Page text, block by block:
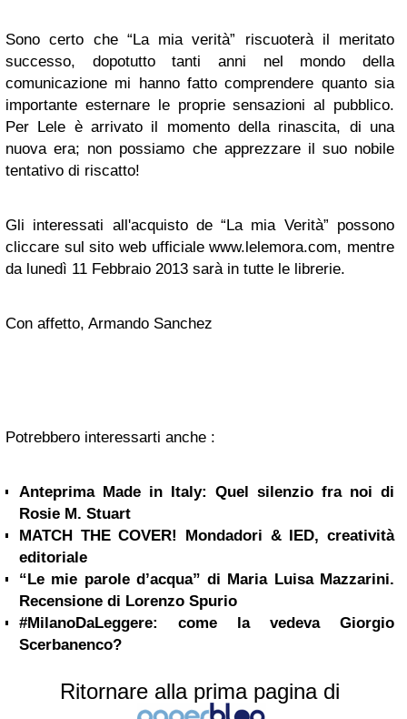
Sono certo che “La mia verità” riscuoterà il meritato
successo, dopotutto tanti anni nel mondo della
comunicazione mi hanno fatto comprendere quanto sia
importante esternare le proprie sensazioni al pubblico.
Per Lele è arrivato il momento della rinascita, di una
nuova era; non possiamo che apprezzare il suo nobile
tentativo di riscatto!
Gli interessati all'acquisto de “La mia Verità” possono
cliccare sul sito web ufficiale www.lelemora.com, mentre
da lunedì 11 Febbraio 2013 sarà in tutte le librerie.
Con affetto, Armando Sanchez
Potrebbero interessarti anche :
Anteprima Made in Italy: Quel silenzio fra noi di
Rosie M. Stuart
MATCH THE COVER! Mondadori & IED, creatività
editoriale
“Le mie parole d’acqua” di Maria Luisa Mazzarini.
Recensione di Lorenzo Spurio
#MilanoDaLeggere: come la vedeva Giorgio
Scerbanenco?
Ritornare alla prima pagina di